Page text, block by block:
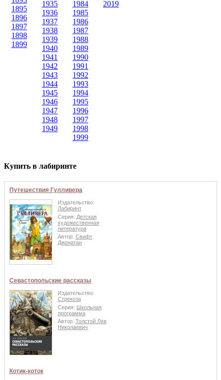
1895
1896
1897
1898
1899
1935
1936
1937
1938
1939
1940
1941
1942
1943
1944
1945
1946
1947
1948
1949
1984
1985
1986
1987
1988
1989
1990
1991
1992
1993
1994
1995
1996
1997
1998
1999
2019
Купить в лабиринте
Путешествия Гулливера
Издательство:
Лабиринт
Серия: Детская
художественная
литература
Автор: Свифт
Джонатан
Севастопольские рассказы
Издательство:
Стрекоза
Серия: Школьная
программа
Автор: Толстой Лев
Николаевич
Котик-коток